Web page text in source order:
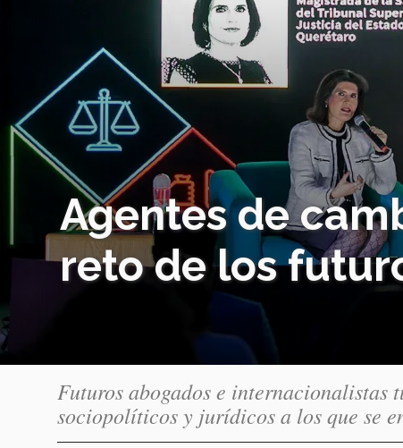
Agentes de
reto de los
Futuros abogados e internacionalistas
sociopolíticos y jurídicos a los que se